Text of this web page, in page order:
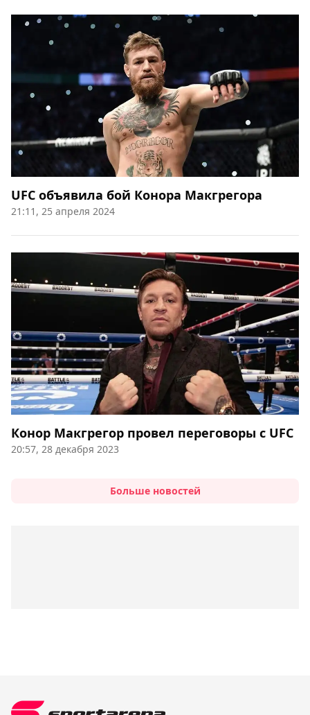
UFC объявила бой Конора Макгрегора
21:11, 25 апреля 2024
Конор Макгрегор провел переговоры с UFC
20:57, 28 декабря 2023
Больше новостей